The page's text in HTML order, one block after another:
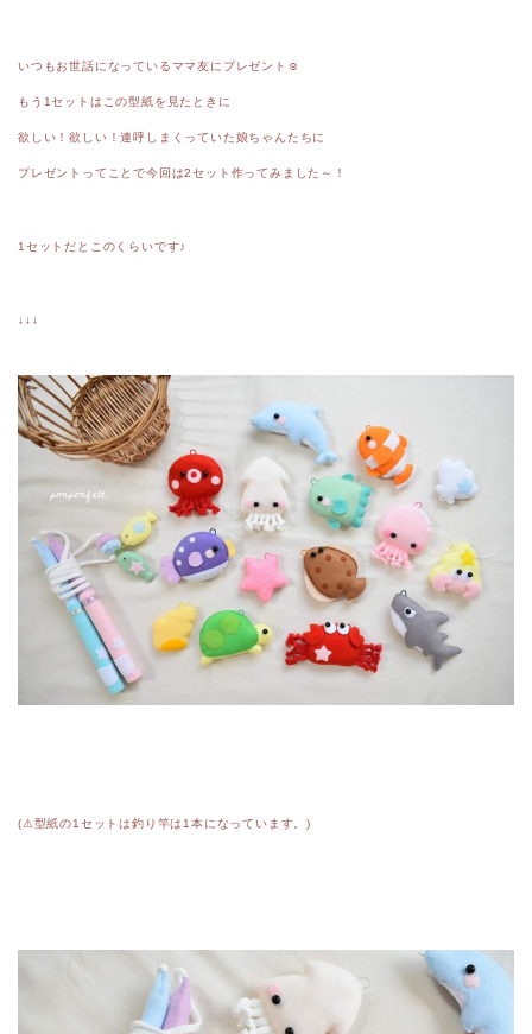
いつもお世話になっているママ友にプレゼント☺︎
もう1セットはこの型紙を見たときに
欲しい！欲しい！連呼しまくっていた娘ちゃんたちに
プレゼントってことで今回は2セット作ってみました～！
1セットだとこのくらいです♪
↓↓↓
(⚠︎型紙の1セットは釣り竿は1本になっています。)